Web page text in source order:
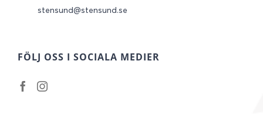
stensund@stensund.se
FÖLJ OSS I SOCIALA MEDIER